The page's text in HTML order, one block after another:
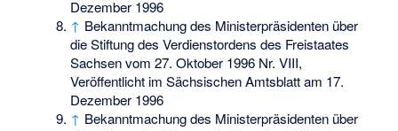
Dezember 1996
↑ Bekanntmachung des Ministerpräsidenten über
die Stiftung des Verdienstordens des Freistaates
Sachsen vom 27. Oktober 1996 Nr. VIII,
Veröffentlicht im Sächsischen Amtsblatt am 17.
Dezember 1996
↑ Bekanntmachung des Ministerpräsidenten über